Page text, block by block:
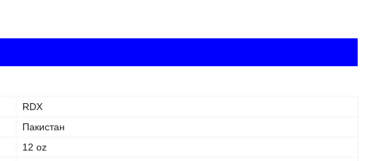
RDX
Пакистан
12 oz